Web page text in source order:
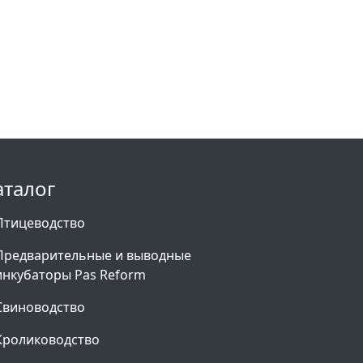
и выводные
Pas Reform